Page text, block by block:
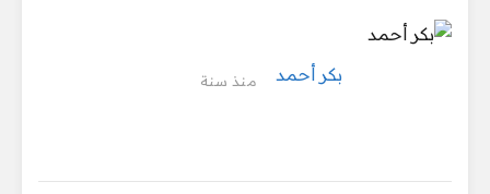
بكر أحمد منذ سنة